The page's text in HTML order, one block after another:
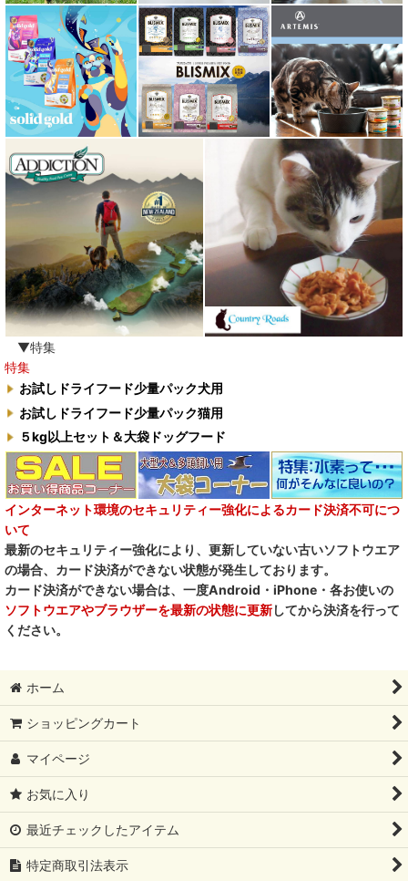
▼特集
特集
お試しドライフード少量パック犬用
お試しドライフード少量パック猫用
５kg以上セット＆大袋ドッグフード
インターネット環境のセキュリティー強化によるカード決済不可につ
いて
最新のセキュリティー強化により、更新していない古いソフトウエア
の場合、カード決済ができない状態が発生しております。
カード決済ができない場合は、一度Android・iPhone・各お使いの
ソフトウエアやブラウザーを最新の状態に更新してから決済を行って
ください。
ホーム
ショッピングカート
マイページ
お気に入り
最近チェックしたアイテム
特定商取引法表示